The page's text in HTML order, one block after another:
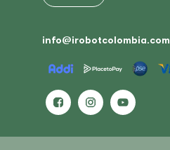
info@irobotcolombia.com